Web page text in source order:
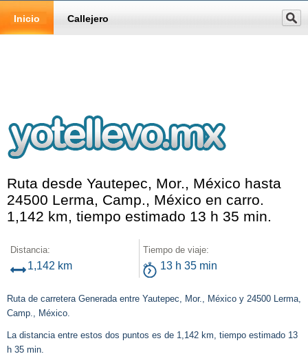
Inicio Callejero
Ruta desde Yautepec, Mor., México hasta
24500 Lerma, Camp., México en carro.
1,142 km, tiempo estimado 13 h 35 min.
Distancia:
1,142 km
Tiempo de viaje:
13 h 35 min
Ruta de carretera Generada entre Yautepec, Mor., México y 24500 Lerma,
Camp., México.
La distancia entre estos dos puntos es de 1,142 km, tiempo estimado 13
h 35 min.